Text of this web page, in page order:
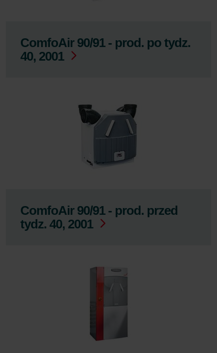
ComfoAir 90/91 - prod. po tydz.
40, 2001
ComfoAir 90/91 - prod. przed
tydz. 40, 2001